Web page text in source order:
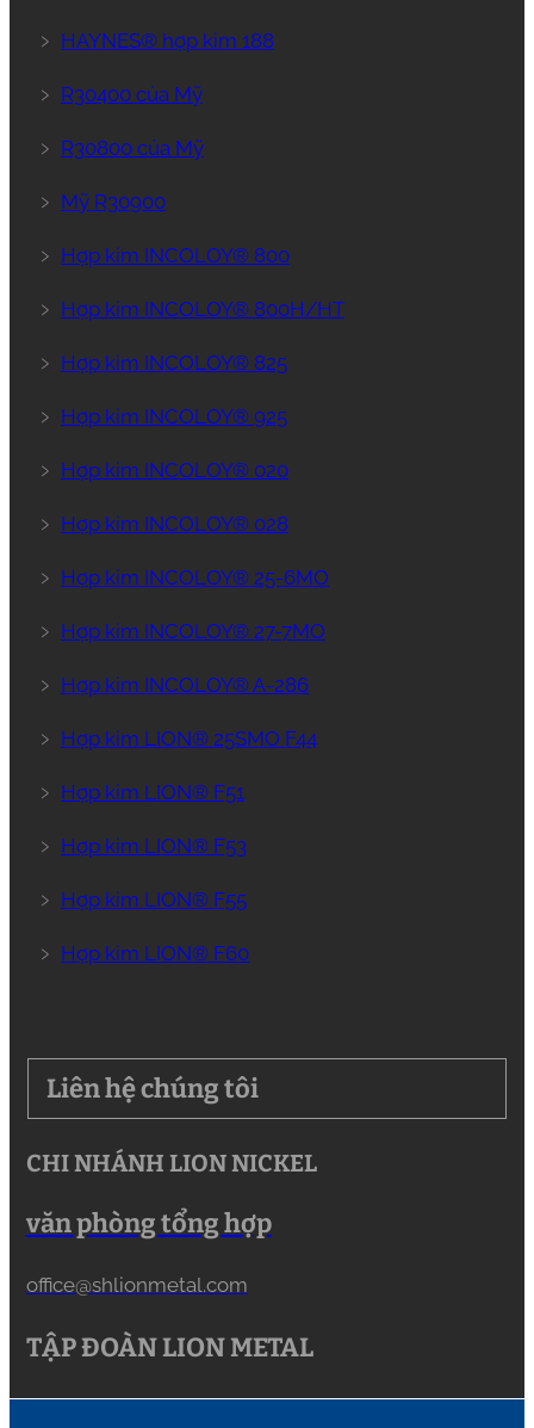
﹥ HAYNES® hợp kim 188
﹥ R30400 của Mỹ
﹥ R30800 của Mỹ
﹥ Mỹ R30900
﹥ Hợp kim INCOLOY® 800
﹥ Hợp kim INCOLOY® 800H/HT
﹥ Hợp kim INCOLOY® 825
﹥ Hợp kim INCOLOY® 925
﹥ Hợp kim INCOLOY® 020
﹥ Hợp kim INCOLOY® 028
﹥ Hợp kim INCOLOY® 25-6MO
﹥ Hợp kim INCOLOY® 27-7MO
﹥ Hợp kim INCOLOY® A-286
﹥ Hợp kim LION® 25SMO F44
﹥ Hợp kim LION® F51
﹥ Hợp kim LION® F53
﹥ Hợp kim LION® F55
﹥ Hợp kim LION® F60
Liên hệ chúng tôi
CHI NHÁNH LION NICKEL
văn phòng tổng hợp
office@shlionmetal.com
TẬP ĐOÀN LION METAL